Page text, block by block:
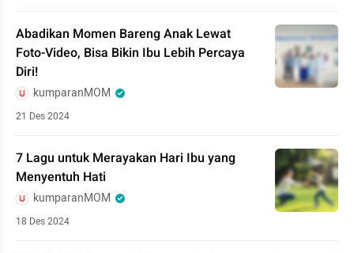
Abadikan Momen Bareng Anak Lewat
Foto-Video, Bisa Bikin Ibu Lebih Percaya
Diri!
kumparanMOM
21 Des 2024
7 Lagu untuk Merayakan Hari Ibu yang
Menyentuh Hati
kumparanMOM
18 Des 2024